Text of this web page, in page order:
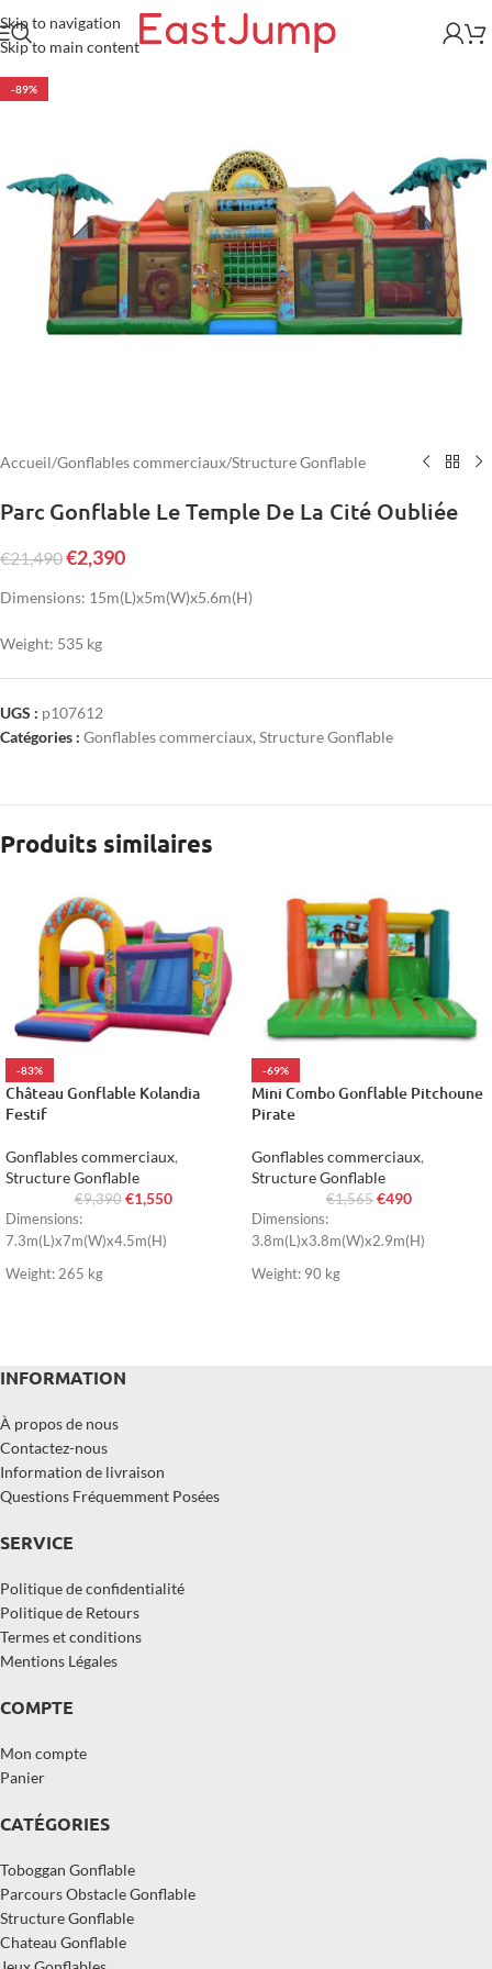
Skip to navigation
Skip to main content
-89%
Accueil/Gonflables commerciaux/Structure Gonflable
Parc Gonflable Le Temple De La Cité Oubliée
€21,490€2,390
Dimensions: 15m(L)x5m(W)x5.6m(H)
Weight: 535 kg
UGS : p107612
Catégories : Gonflables commerciaux, Structure Gonflable
Produits similaires
-83%
Château Gonflable Kolandia
Festif
Gonflables commerciaux,
Structure Gonflable
€9,390 €1,550
Dimensions:
7.3m(L)x7m(W)x4.5m(H)
Weight: 265 kg
-69%
Mini Combo Gonflable Pitchoune
Pirate
Gonflables commerciaux,
Structure Gonflable
€1,565 €490
Dimensions:
3.8m(L)x3.8m(W)x2.9m(H)
Weight: 90 kg
INFORMATION
À propos de nous
Contactez-nous
Information de livraison
Questions Fréquemment Posées
SERVICE
Politique de confidentialité
Politique de Retours
Termes et conditions
Mentions Légales
COMPTE
Mon compte
Panier
CATÉGORIES
Toboggan Gonflable
Parcours Obstacle Gonflable
Structure Gonflable
Chateau Gonflable